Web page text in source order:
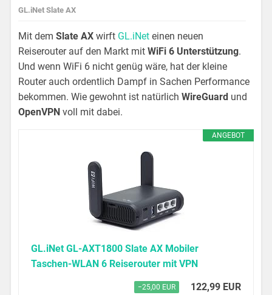
GL.iNet Slate AX
Mit demSlate AX wirft GL.iNet einen neuen
Reiserouter auf den Markt mit WiFi 6 Unterstützung.
Und wenn WiFi 6 nicht genüg wäre, hat der kleine
Router auch ordentlich Dampf in Sachen Performance
bekommen. Wie gewohnt ist natürlichWireGuard und
OpenVPNvoll mit dabei.
ANGEBOT
GL.iNet GL-AXT1800 Slate AX Mobiler
Taschen-WLAN 6 Reiserouter mit VPN
−25,00 EUR 122,99 EUR